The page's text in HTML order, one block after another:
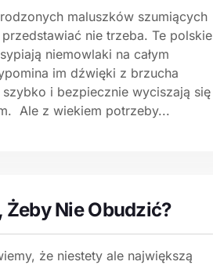
maluszków szumiących
nie trzeba. Te polskie
niemowlaki na całym
im dźwięki z brzucha
i bezpiecznie wyciszają się
Ale z wiekiem potrzeby...
Żeby Nie Obudzić?
że niestety ale największą